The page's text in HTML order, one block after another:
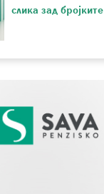
слика зад бројките